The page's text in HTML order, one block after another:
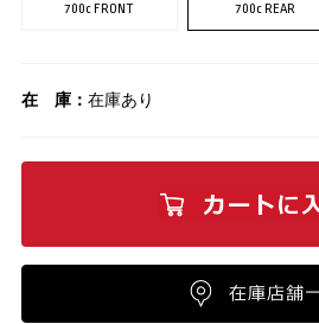
700c FRONT 700c REAR
在 庫： 在庫あり